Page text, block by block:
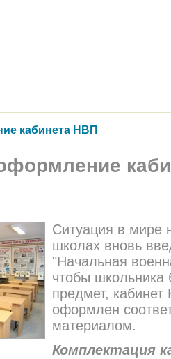
кабинета НВП
Ситуация в мире
школах вновь
"Начальная
чтобы школьника
предмет,
оформлен
материалом.
Комплектация